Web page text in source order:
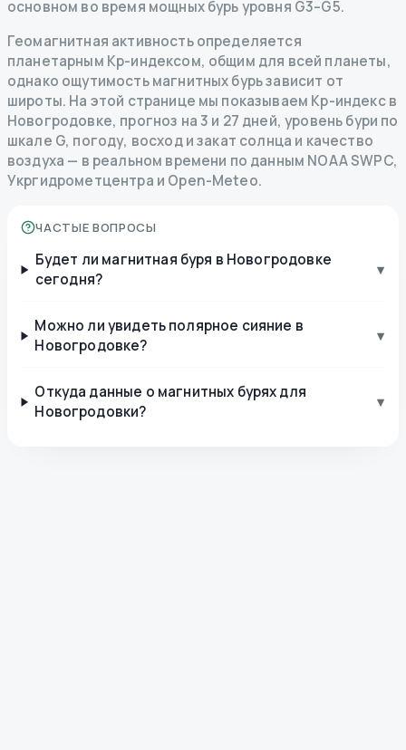
основном во время мощных бурь уровня G3–G5.
Геомагнитная активность определяется
планетарным Kp-индексом, общим для всей планеты,
однако ощутимость магнитных бурь зависит от
широты. На этой странице мы показываем Kp-индекс в
Новогродовке, прогноз на 3 и 27 дней, уровень бури по
шкале G, погоду, восход и закат солнца и качество
воздуха — в реальном времени по данным NOAA SWPC,
Укргидрометцентра и Open-Meteo.
ЧАСТЫЕ ВОПРОСЫ
Будет ли магнитная буря в Новогродовке
сегодня?
▾
Можно ли увидеть полярное сияние в
Новогродовке?
▾
Откуда данные о магнитных бурях для
Новогродовки?
▾